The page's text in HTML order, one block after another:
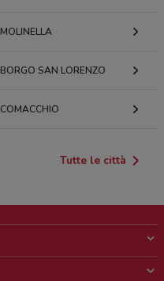
MOLINELLA
BORGO SAN LORENZO
COMACCHIO
Tutte le città